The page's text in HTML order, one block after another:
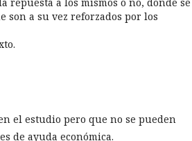
son a su vez reforzados por los
el estudio pero que no se pueden
de ayuda económica.